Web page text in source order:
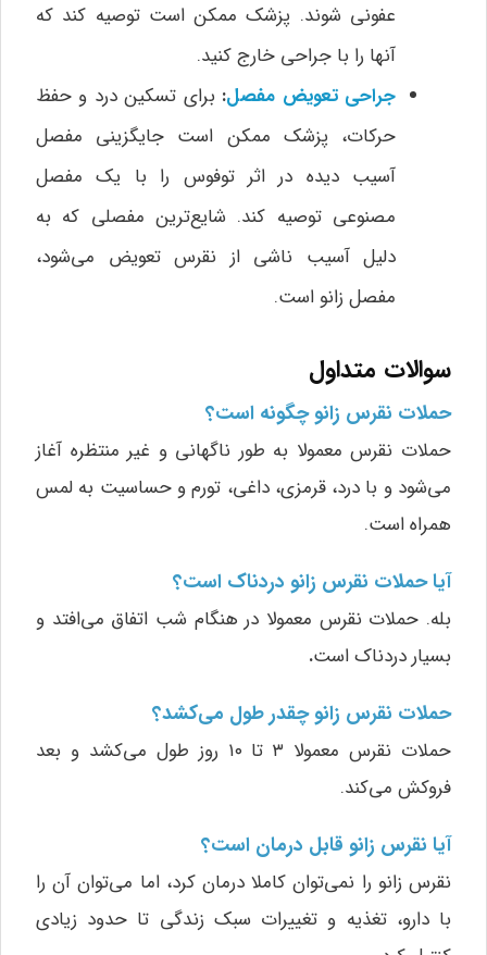
عفونی شوند. پزشک ممکن است توصیه کند که
آنها را با جراحی خارج کنید.
جراحی تعویض مفصل: برای تسکین درد و حفظ
حرکات، پزشک ممکن است جایگزینی مفصل
آسیب دیده در اثر توفوس را با یک مفصل
مصنوعی توصیه کند. شایع‌ترین مفصلی که به
دلیل آسیب ناشی از نقرس تعویض می‌شود،
مفصل زانو است.
سوالات متداول
حملات نقرس زانو چگونه است؟
حملات نقرس معمولا به طور ناگهانی و غیر منتظره آغاز
می‌شود و با درد، قرمزی، داغی، تورم و حساسیت به لمس
همراه است.
آیا حملات نقرس زانو دردناک است؟
بله. حملات نقرس معمولا در هنگام شب اتفاق می‌افتد و
بسیار دردناک است.
حملات نقرس زانو چقدر طول می‌کشد؟
حملات نقرس معمولا ۳ تا ۱۰ روز طول می‌کشد و بعد
فروکش می‌کند.
آیا نقرس زانو قابل درمان است؟
نقرس زانو را نمی‌توان کاملا درمان کرد، اما می‌توان آن را
با دارو، تغذیه و تغییرات سبک زندگی تا حدود زیادی